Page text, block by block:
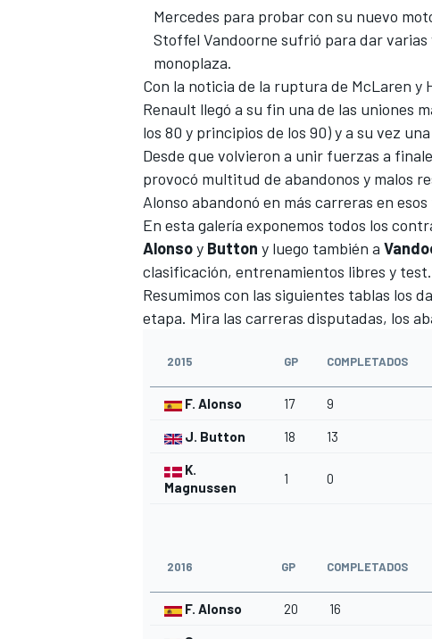
MÁS CATEGORÍAS
Mercedes para probar con su nuevo
Stoffel Vandoorne sufrió para dar
monoplaza.
Con la noticia de la ruptura de McLaren y
Renault llegó a su fin una de las uniones
los 80 y principios de los 90) y a su vez
Desde que volvieron a unir fuerzas a
provocó multitud de abandonos y malos
Alonso abandonó en más carreras en
En esta galería exponemos todos los
Alonsoy Button y luego también a
clasificación, entrenamientos libres y test.
Resumimos con las siguientes tablas los
etapa. Mira las carreras disputadas, los
2015 GP COMPLETADOS
F. Alonso 17 9
J. Button 18 13
K.
Magnussen
1 0
2016 GP COMPLETADOS
F. Alonso 20 16